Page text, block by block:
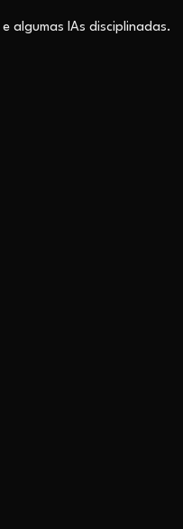
algumas IAs disciplinadas.